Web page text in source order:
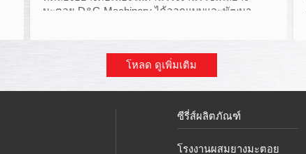
มะตอย D&G Machinery ได้ออกแบบและพัฒนา
โหลด ดูเพิ่มเติม
ซีรี่ส์ผลิตภัณฑ์
โรงงานผสมยางมะตอย